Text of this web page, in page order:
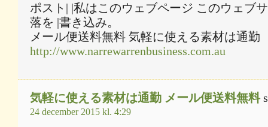
ポスト| |私はこのウェブページ このウェブ
落を |書き込み。
メール便送料無料 気軽に使える素材は通勤
http://www.narrewarrenbusiness.com.au
気軽に使える素材は通勤 メール便送料無料
24 december 2015 kl. 4:29